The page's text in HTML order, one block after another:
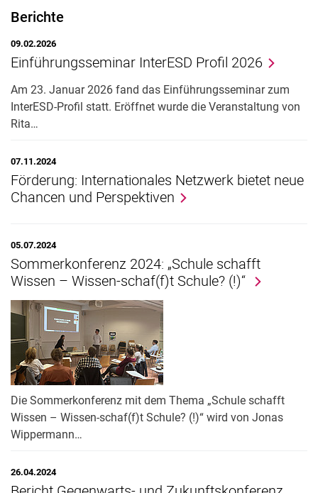
Erste Staatsprüfung
Übergang in den Vorbereitungsdienst
BAFöG-Beauftragte der Fächer
Studienprofil InterESD
Nachteilsausgleich
Lehramt im Ausland
Berichte
09.02.2026
Einführungsseminar InterESD Profil 2026
Am 23. Januar 2026 fand das Einführungsseminar zum
InterESD-Profil statt. Eröffnet wurde die Veranstaltung von
Rita…
07.11.2024
Förderung: Internationales Netzwerk bietet neue
Chancen und Perspektiven
05.07.2024
Sommerkonferenz 2024: „Schule schafft
Wissen – Wissen-schaf(f)t Schule? (!)“
Die Sommerkonferenz mit dem Thema „Schule schafft
Wissen – Wissen-schaf(f)t Schule? (!)“ wird von Jonas
Wippermann…
26.04.2024